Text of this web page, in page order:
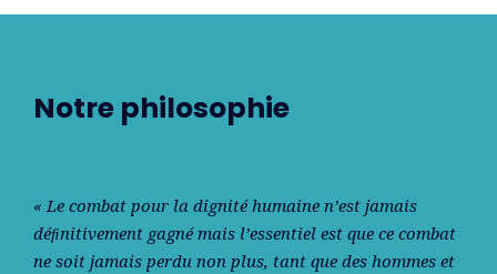
Notre philosophie
« Le combat pour la dignité humaine n’est jamais
déﬁnitivement gagné mais l’essentiel est que ce combat
ne soit jamais perdu non plus, tant que des hommes et